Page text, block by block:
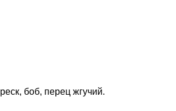
боб, перец жгучий.